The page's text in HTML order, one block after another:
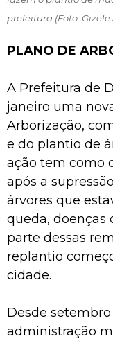
prefeitura (Foto:
PLANO DE
A Prefeitura de
janeiro uma
Arborização,
e do plantio de
ação tem como
após a
árvores que
queda, doenças
parte dessas
replantio
cidade.
Desde
administração